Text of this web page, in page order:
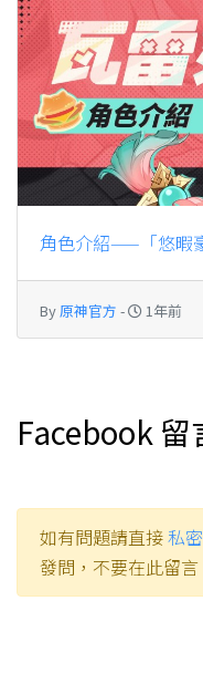
角色介紹——「悠暇
By原神官方 - 1年前
Facebook 留
如有問題請直接私
發問，不要在此留言